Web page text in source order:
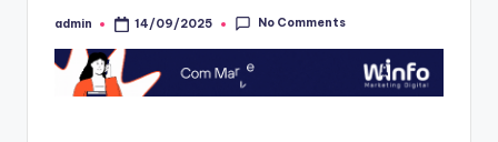
Posted
admin 14/09/2025 No Comments